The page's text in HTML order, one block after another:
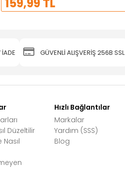
159,99 TL
İADE GÜVENLİ ALIŞVERİŞ 256B SSL
Düzeltilir
Hızlı Bağlantılar
Markalar
Yardım (SSS)
Blog